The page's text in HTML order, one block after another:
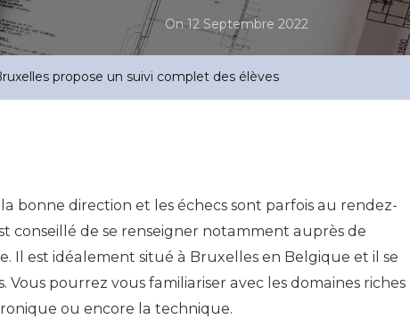
On12 Septembre 2022
propose un suivi complet des élèves
bonne direction et les échecs sont parfois au rendez-
conseillé de se renseigner notamment auprès de
Il est idéalement situé à Bruxelles en Belgique et il se
pourrez vous familiariser avec les domaines riches
ou encore la technique.